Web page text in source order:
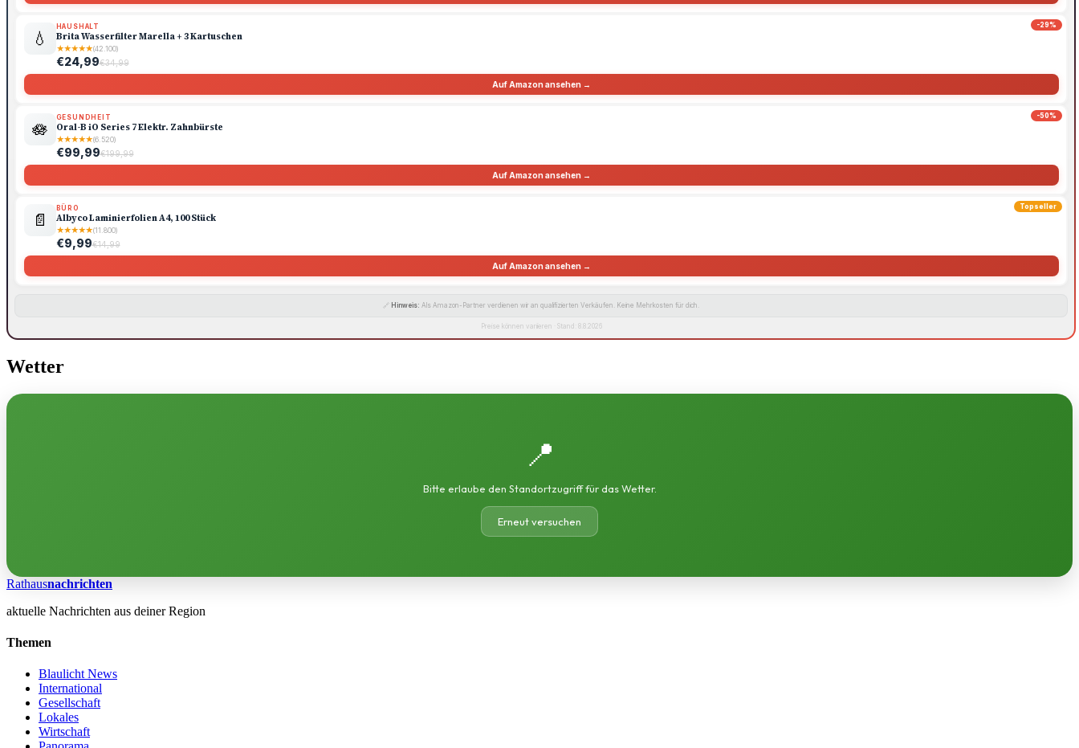
-29%
💧
HAUSHALT
Brita Wasserfilter Marella + 3 Kartuschen
★★★★★(42.100)
€24,99€34,99
Auf Amazon ansehen →
-50%
🪷
GESUNDHEIT
Oral-B iO Series 7 Elektr. Zahnbürste
★★★★★(6.520)
€99,99€199,99
Auf Amazon ansehen →
Topseller
📄
BÜRO
Albyco Laminierfolien A4, 100 Stück
★★★★★(11.800)
€9,99€14,99
Auf Amazon ansehen →
🔗 Hinweis: Als Amazon-Partner verdienen wir an qualifizierten Verkäufen. Keine Mehrkosten für dich.
Preise können variieren · Stand: 8.8.2026
Wetter
📍
Bitte erlaube den Standortzugriff für das Wetter.
Erneut versuchen
Rathausnachrichten
aktuelle Nachrichten aus deiner Region
Themen
Blaulicht News
International
Gesellschaft
Lokales
Wirtschaft